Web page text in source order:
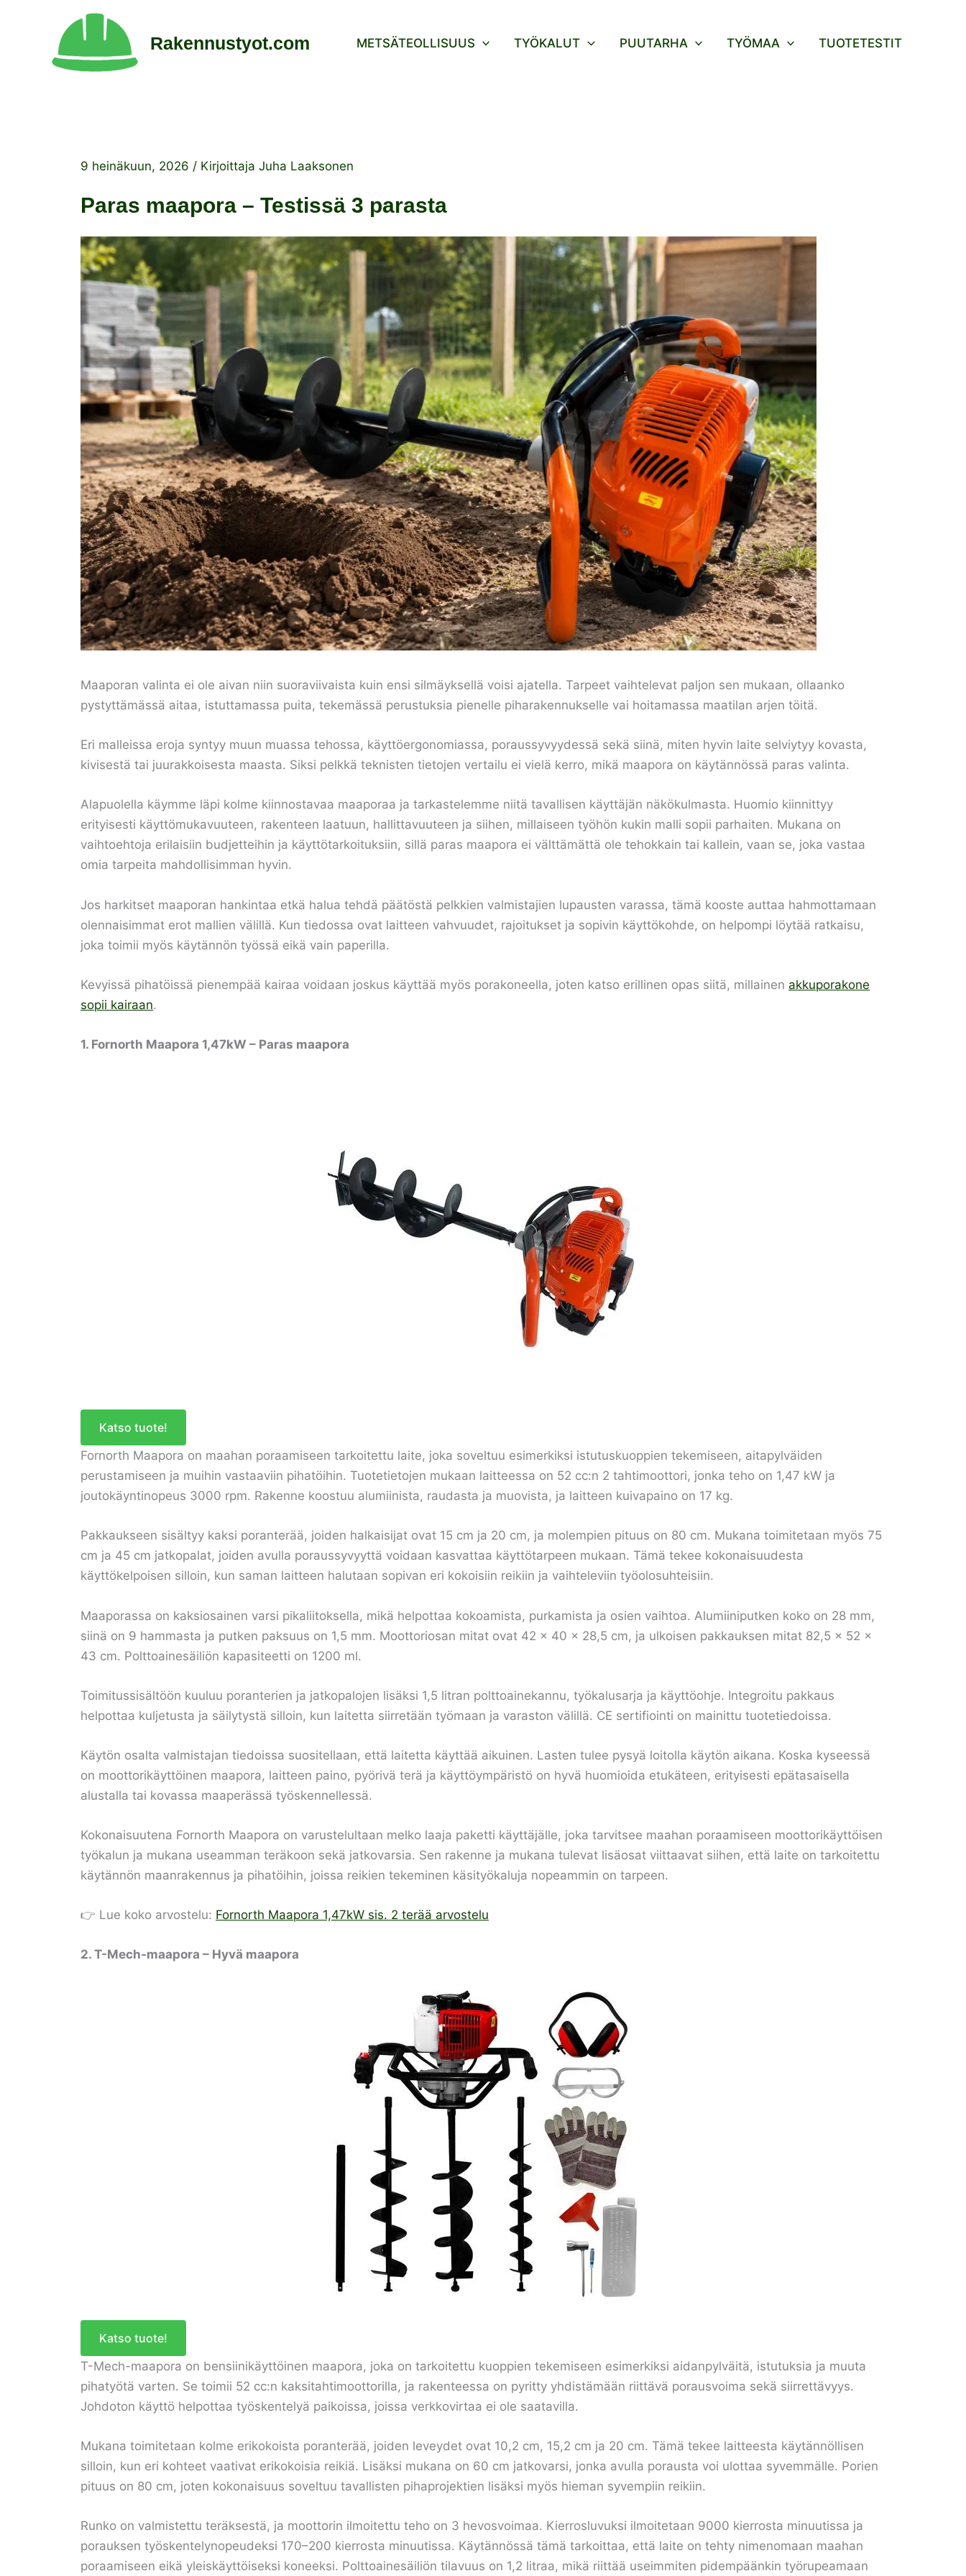
Rakennustyot.com METSÄTEOLLISUUS TYÖKALUT PUUTARHA TYÖMAA TUOTETESTIT
9 heinäkuun, 2026 / Kirjoittaja Juha Laaksonen
Paras maapora – Testissä 3 parasta
Maaporan valinta ei ole aivan niin suoraviivaista kuin ensi silmäyksellä voisi ajatella. Tarpeet vaihtelevat paljon sen mukaan, ollaanko
pystyttämässä aitaa, istuttamassa puita, tekemässä perustuksia pienelle piharakennukselle vai hoitamassa maatilan arjen töitä.
Eri malleissa eroja syntyy muun muassa tehossa, käyttöergonomiassa, poraussyvyydessä sekä siinä, miten hyvin laite selviytyy kovasta,
kivisestä tai juurakkoisesta maasta. Siksi pelkkä teknisten tietojen vertailu ei vielä kerro, mikä maapora on käytännössä paras valinta.
Alapuolella käymme läpi kolme kiinnostavaa maaporaa ja tarkastelemme niitä tavallisen käyttäjän näkökulmasta. Huomio kiinnittyy
erityisesti käyttömukavuuteen, rakenteen laatuun, hallittavuuteen ja siihen, millaiseen työhön kukin malli sopii parhaiten. Mukana on
vaihtoehtoja erilaisiin budjetteihin ja käyttötarkoituksiin, sillä paras maapora ei välttämättä ole tehokkain tai kallein, vaan se, joka vastaa
omia tarpeita mahdollisimman hyvin.
Jos harkitset maaporan hankintaa etkä halua tehdä päätöstä pelkkien valmistajien lupausten varassa, tämä kooste auttaa hahmottamaan
olennaisimmat erot mallien välillä. Kun tiedossa ovat laitteen vahvuudet, rajoitukset ja sopivin käyttökohde, on helpompi löytää ratkaisu,
joka toimii myös käytännön työssä eikä vain paperilla.
Kevyissä pihatöissä pienempää kairaa voidaan joskus käyttää myös porakoneella, joten katso erillinen opas siitä, millainen akkuporakone
sopii kairaan.
1. Fornorth Maapora 1,47kW – Paras maapora
Katso tuote!
Fornorth Maapora on maahan poraamiseen tarkoitettu laite, joka soveltuu esimerkiksi istutuskuoppien tekemiseen, aitapylväiden
perustamiseen ja muihin vastaaviin pihatöihin. Tuotetietojen mukaan laitteessa on 52 cc:n 2 tahtimoottori, jonka teho on 1,47 kW ja
joutokäyntinopeus 3000 rpm. Rakenne koostuu alumiinista, raudasta ja muovista, ja laitteen kuivapaino on 17 kg.
Pakkaukseen sisältyy kaksi poranterää, joiden halkaisijat ovat 15 cm ja 20 cm, ja molempien pituus on 80 cm. Mukana toimitetaan myös 75
cm ja 45 cm jatkopalat, joiden avulla poraussyvyyttä voidaan kasvattaa käyttötarpeen mukaan. Tämä tekee kokonaisuudesta
käyttökelpoisen silloin, kun saman laitteen halutaan sopivan eri kokoisiin reikiin ja vaihteleviin työolosuhteisiin.
Maaporassa on kaksiosainen varsi pikaliitoksella, mikä helpottaa kokoamista, purkamista ja osien vaihtoa. Alumiiniputken koko on 28 mm,
siinä on 9 hammasta ja putken paksuus on 1,5 mm. Moottoriosan mitat ovat 42 × 40 × 28,5 cm, ja ulkoisen pakkauksen mitat 82,5 × 52 ×
43 cm. Polttoainesäiliön kapasiteetti on 1200 ml.
Toimitussisältöön kuuluu poranterien ja jatkopalojen lisäksi 1,5 litran polttoainekannu, työkalusarja ja käyttöohje. Integroitu pakkaus
helpottaa kuljetusta ja säilytystä silloin, kun laitetta siirretään työmaan ja varaston välillä. CE sertifiointi on mainittu tuotetiedoissa.
Käytön osalta valmistajan tiedoissa suositellaan, että laitetta käyttää aikuinen. Lasten tulee pysyä loitolla käytön aikana. Koska kyseessä
on moottorikäyttöinen maapora, laitteen paino, pyörivä terä ja käyttöympäristö on hyvä huomioida etukäteen, erityisesti epätasaisella
alustalla tai kovassa maaperässä työskennellessä.
Kokonaisuutena Fornorth Maapora on varustelultaan melko laaja paketti käyttäjälle, joka tarvitsee maahan poraamiseen moottorikäyttöisen
työkalun ja mukana useamman teräkoon sekä jatkovarsia. Sen rakenne ja mukana tulevat lisäosat viittaavat siihen, että laite on tarkoitettu
käytännön maanrakennus ja pihatöihin, joissa reikien tekeminen käsityökaluja nopeammin on tarpeen.
👉 Lue koko arvostelu: Fornorth Maapora 1,47kW sis. 2 terää arvostelu
2. T-Mech-maapora – Hyvä maapora
Katso tuote!
T-Mech-maapora on bensiinikäyttöinen maapora, joka on tarkoitettu kuoppien tekemiseen esimerkiksi aidanpylväitä, istutuksia ja muuta
pihatyötä varten. Se toimii 52 cc:n kaksitahtimoottorilla, ja rakenteessa on pyritty yhdistämään riittävä porausvoima sekä siirrettävyys.
Johdoton käyttö helpottaa työskentelyä paikoissa, joissa verkkovirtaa ei ole saatavilla.
Mukana toimitetaan kolme erikokoista poranterää, joiden leveydet ovat 10,2 cm, 15,2 cm ja 20 cm. Tämä tekee laitteesta käytännöllisen
silloin, kun eri kohteet vaativat erikokoisia reikiä. Lisäksi mukana on 60 cm jatkovarsi, jonka avulla porausta voi ulottaa syvemmälle. Porien
pituus on 80 cm, joten kokonaisuus soveltuu tavallisten pihaprojektien lisäksi myös hieman syvempiin reikiin.
Runko on valmistettu teräksestä, ja moottorin ilmoitettu teho on 3 hevosvoimaa. Kierrosluvuksi ilmoitetaan 9000 kierrosta minuutissa ja
porauksen työskentelynopeudeksi 170–200 kierrosta minuutissa. Käytännössä tämä tarkoittaa, että laite on tehty nimenomaan maahan
poraamiseen eikä yleiskäyttöiseksi koneeksi. Polttoainesäiliön tilavuus on 1,2 litraa, mikä riittää useimmiten pidempäänkin työrupeamaan